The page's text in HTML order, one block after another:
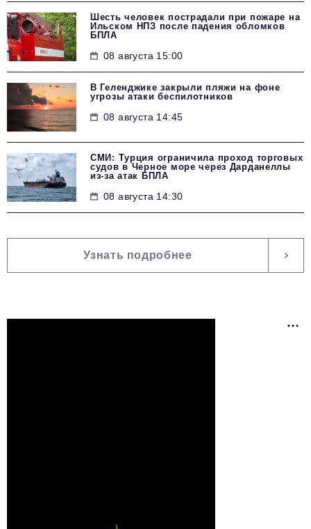
Шесть человек пострадали при пожаре на
Ильском НПЗ после падения обломков
БПЛА
08 августа 15:00
В Геленджике закрыли пляжи на фоне
угрозы атаки беспилотников
08 августа 14:45
СМИ: Турция ограничила проход торговых
судов в Черное море через Дарданеллы
из-за атак БПЛА
08 августа 14:30
Узнать подробнее